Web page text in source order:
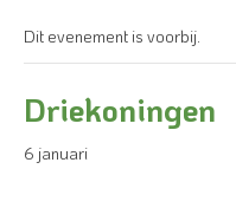
Dit evenement is voorbij.
Driekoningen
6 januari